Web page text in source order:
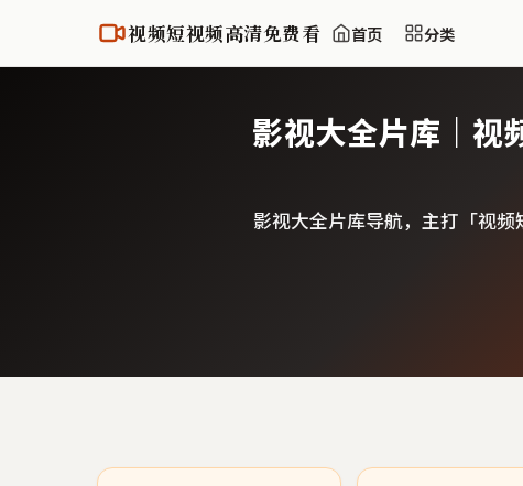
视频短视频高清免费看 首页 分类
影视大全片库｜视
影视大全片库导航，主打「视频